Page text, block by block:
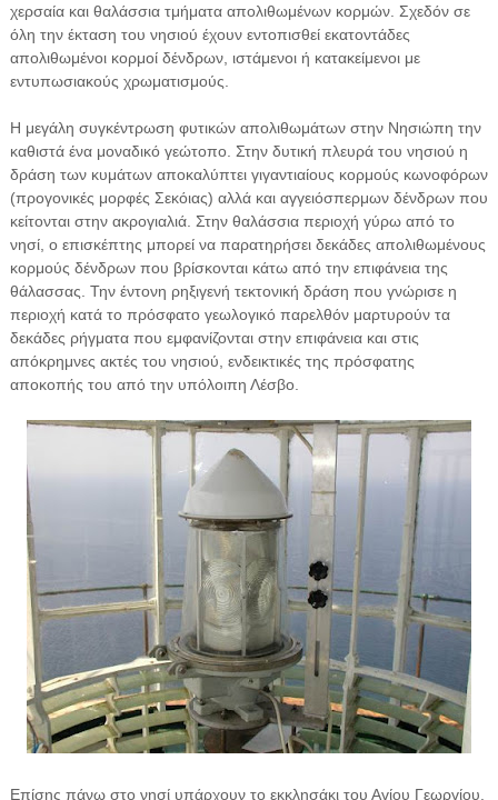
χερσαία και θαλάσσια τμήματα απολιθωμένων κορμών. Σχεδόν σε
όλη την έκταση του νησιού έχουν εντοπισθεί εκατοντάδες
απολιθωμένοι κορμοί δένδρων, ιστάμενοι ή κατακείμενοι με
εντυπωσιακούς χρωματισμούς.
Η μεγάλη συγκέντρωση φυτικών απολιθωμάτων στην Νησιώπη την
καθιστά ένα μοναδικό γεώτοπο. Στην δυτική πλευρά του νησιού η
δράση των κυμάτων αποκαλύπτει γιγαντιαίους κορμούς κωνοφόρων
(προγονικές μορφές Σεκόιας) αλλά και αγγειόσπερμων δένδρων που
κείτονται στην ακρογιαλιά. Στην θαλάσσια περιοχή γύρω από το
νησί, ο επισκέπτης μπορεί να παρατηρήσει δεκάδες απολιθωμένους
κορμούς δένδρων που βρίσκονται κάτω από την επιφάνεια της
θάλασσας. Την έντονη ρηξιγενή τεκτονική δράση που γνώρισε η
περιοχή κατά το πρόσφατο γεωλογικό παρελθόν μαρτυρούν τα
δεκάδες ρήγματα που εμφανίζονται στην επιφάνεια και στις
απόκρημνες ακτές του νησιού, ενδεικτικές της πρόσφατης
αποκοπής του από την υπόλοιπη Λέσβο.
Επίσης πάνω στο νησί υπάρχουν το εκκλησάκι του Αγίου Γεωργίου,